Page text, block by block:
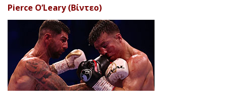
Pierce O’Leary (Βίντεο)